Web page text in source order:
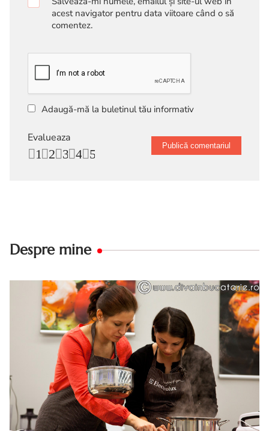
acest navigator pentru data viitoare când o să
comentez.
Adaugă-mă la buletinul tău informativ
Evalueaza
5
4
3
2
1
Despre mine